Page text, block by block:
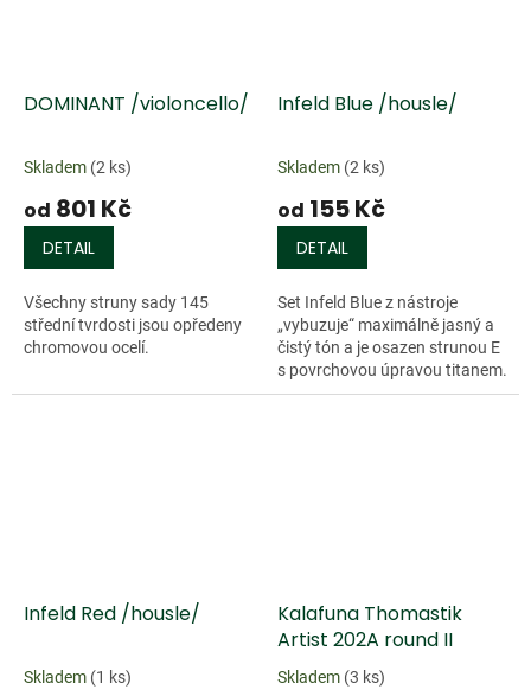
DOMINANT /violoncello/
Skladem (2 ks)
od 801 Kč
DETAIL
Všechny struny sady 145
střední tvrdosti jsou opředeny
chromovou ocelí.
Infeld Blue /housle/
Skladem (2 ks)
od 155 Kč
DETAIL
Set Infeld Blue z nástroje
„vybuzuje“ maximálně jasný a
čistý tón a je osazen strunou E
s povrchovou úpravou titanem.
Infeld Red /housle/
Skladem (1 ks)
Kalafuna Thomastik
Artist 202A round II
Skladem (3 ks)